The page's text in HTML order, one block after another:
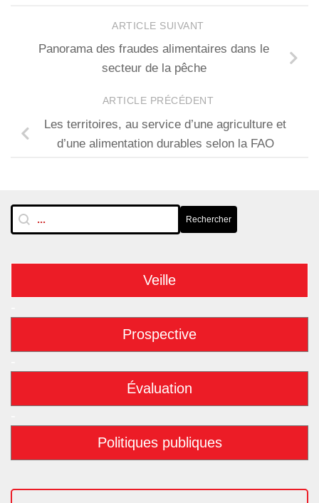
ARTICLE SUIVANT
Panorama des fraudes alimentaires dans le
secteur de la pêche
ARTICLE PRÉCÉDENT
Les territoires, au service d’une agriculture et
d’une alimentation durables selon la FAO
RechTextuelle-BarreLat
Rechercher Rechercher
Veille
Prospective
Évaluation
Politiques publiques